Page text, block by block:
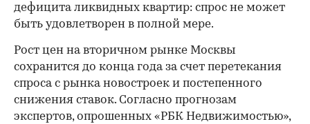
дефицита ликвидных квартир: спрос не может
быть удовлетворен в полной мере.
Рост цен на вторичном рынке Москвы
сохранится до конца года за счет перетекания
спроса с рынка новостроек и постепенного
снижения ставок. Согласно прогнозам
экспертов, опрошенных «РБК Недвижимостью»,